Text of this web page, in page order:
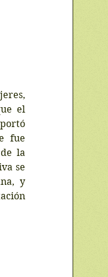
el
fue
la
se
y